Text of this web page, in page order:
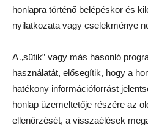
honlapra történő belépéskor és
nyilatkozata vagy cselekménye
A „sütik” vagy más hasonló
használatát, elősegítik, hogy a
hatékony információforrást
honlap üzemeltetője részére az
ellenőrzését, a visszaélések